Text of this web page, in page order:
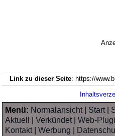
Link zu dieser Seite: https://
Menü: Normalansicht| Start|
Aktuell
|Verkündet|Web-
Kontakt|Werbung